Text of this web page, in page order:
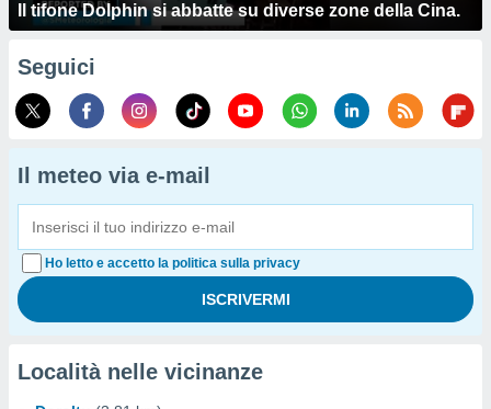
Il tifone Dolphin si abbatte su diverse zone della Cina.
Seguici
Il meteo via e-mail
Ho letto e accetto la politica sulla privacy
Località nelle vicinanze